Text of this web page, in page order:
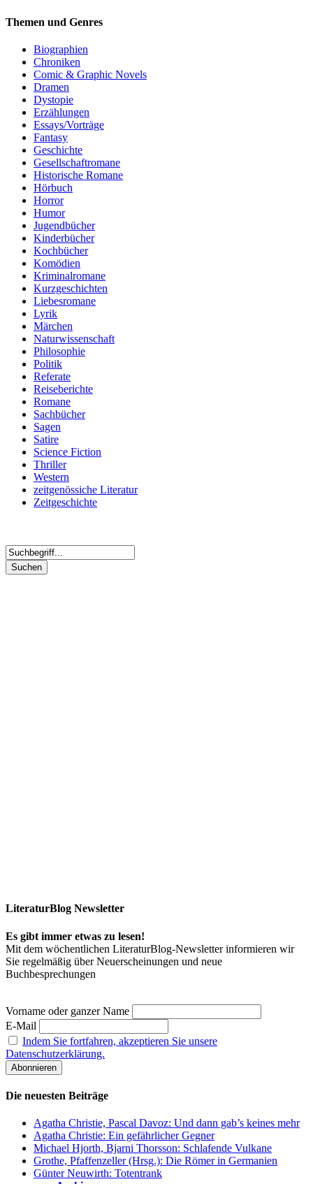
Themen und Genres
Biographien
Chroniken
Comic & Graphic Novels
Dramen
Dystopie
Erzählungen
Essays/Vorträge
Fantasy
Geschichte
Gesellschaftromane
Historische Romane
Hörbuch
Horror
Humor
Jugendbücher
Kinderbücher
Kochbücher
Komödien
Kriminalromane
Kurzgeschichten
Liebesromane
Lyrik
Märchen
Naturwissenschaft
Philosophie
Politik
Referate
Reiseberichte
Romane
Sachbücher
Sagen
Satire
Science Fiction
Thriller
Western
zeitgenössiche Literatur
Zeitgeschichte
LiteraturBlog Newsletter
Es gibt immer etwas zu lesen!
Mit dem wöchentlichen LiteraturBlog-Newsletter informieren wir
Sie regelmäßig über Neuerscheinungen und neue
Buchbesprechungen
Vorname oder ganzer Name
E-Mail
Indem Sie fortfahren, akzeptieren Sie unsere
Datenschutzerklärung.
Die neuesten Beiträge
Agatha Christie, Pascal Davoz: Und dann gab’s keines mehr
Agatha Christie: Ein gefährlicher Gegner
Michael Hjorth, Bjarni Thorsson: Schlafende Vulkane
Grothe, Pfaffenzeller (Hrsg.): Die Römer in Germanien
Günter Neuwirth: Totentrank